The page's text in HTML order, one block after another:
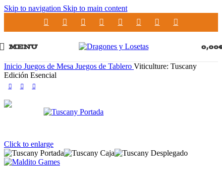
Skip to navigation Skip to main content
MENU 0,00
Inicio Juegos de Mesa Juegos de Tablero Viticulture: Tuscany
Edición Esencial
Click to enlarge